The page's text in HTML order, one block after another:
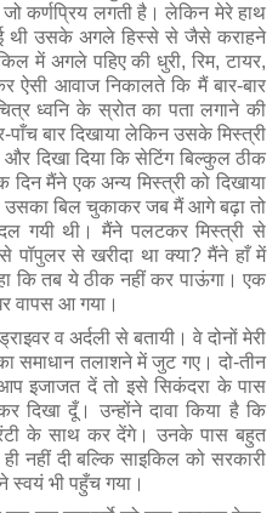
कर्णप्रिय लगती है। लेकिन मेरे हाथ
थी उसके अगले हिस्से से जैसे कराहने
में अगले पहिए की धुरी, रिम, टायर,
ऐसी आवाज निकालते कि मैं बार-बार
ध्वनि के स्रोत का पता लगाने की
बार दिखाया लेकिन उसके मिस्त्री
और दिखा दिया कि सेटिंग बिल्कुल ठीक
मैंने एक अन्य मिस्त्री को दिखाया
बिल चुकाकर जब मैं आगे बढ़ा तो
गयी थी। मैंने पलटकर मिस्त्री से
से खरीदा था क्या? मैंने हाँ में
कि तब ये ठीक नहीं कर पाऊंगा। एक
वापस आ गया।
व अर्दली से बतायी। वे दोनों मेरी
समाधान तलाशने में जुट गए। दो-तीन
इजाजत दें तो इसे सिकंदरा के पास
दिखा दूँ। उन्होंने दावा किया है कि
के साथ कर देंगे। उनके पास बहुत
नहीं दी बल्कि साइकिल को सरकारी
स्वयं भी पहुँच गया।